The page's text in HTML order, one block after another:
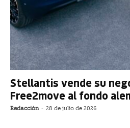
Stellantis vende su
Free2move al fondo
Redacción - 28 de julio de 2026